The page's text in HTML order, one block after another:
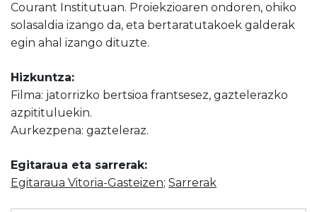
Courant Institutuan. Proiekzioaren ondoren, ohiko
solasaldia izango da, eta bertaratutakoek galderak
egin ahal izango dituzte.
Hizkuntza:
Filma: jatorrizko bertsioa frantsesez, gaztelerazko
azpitituluekin.
Aurkezpena: gazteleraz.
Egitaraua eta sarrerak:
Egitaraua Vitoria-Gasteizen; Sarrerak